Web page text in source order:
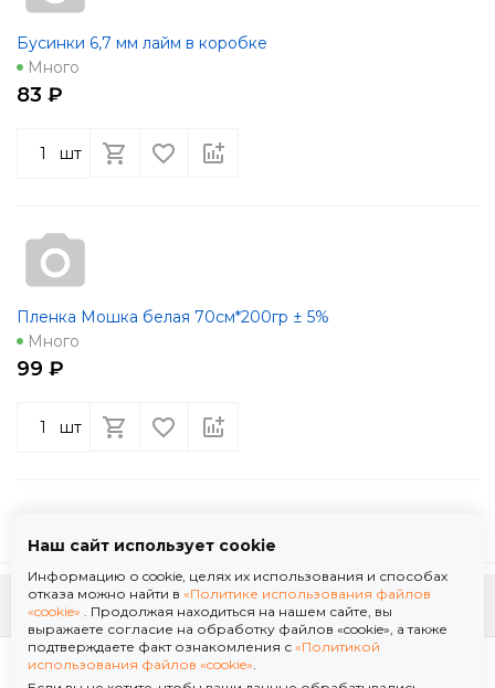
Бусинки 6,7 мм лайм в коробке
Много
83 ₽
шт
Пленка Мошка белая 70см*200гр ± 5%
Много
99 ₽
шт
К началу страницы
Политика обработки персональных данных
Политика использования файлов «cookie»
Наш сайт использует cookie
Информацию о cookie, целях их использования и способах
отказа можно найти в «Политике использования файлов
«cookie» . Продолжая находиться на нашем сайте, вы
выражаете согласие на обработку файлов «cookie», а также
подтверждаете факт ознакомления с «Политикой
использования файлов «cookie».